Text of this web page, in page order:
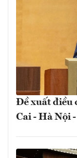
Đề xuất điều
Cai - Hà Nội